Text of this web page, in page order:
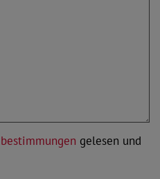
gelesen und